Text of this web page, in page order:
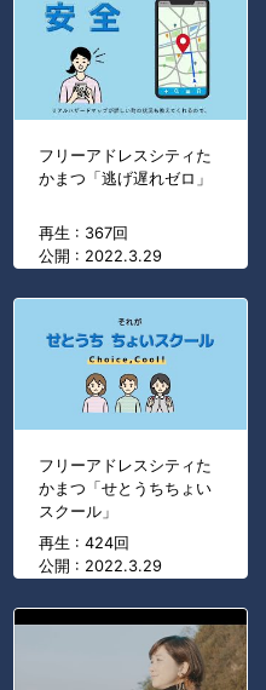
フリーアドレスシティた
かまつ「逃げ遅れゼロ」
再生 : 367回
公開 : 2022.3.29
フリーアドレスシティた
かまつ「せとうちちょい
スクール」
再生 : 424回
公開 : 2022.3.29